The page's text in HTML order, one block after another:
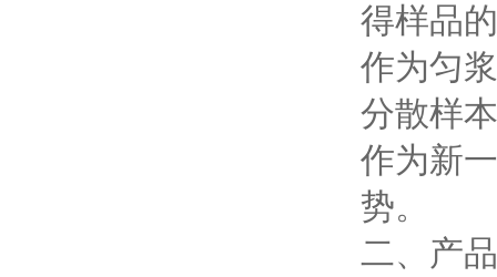
得样品
作为匀
分散样
作为新
势。
二、产